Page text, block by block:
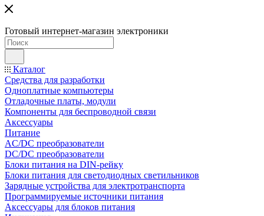
Готовый интернет-магазин электроники
Каталог
Средства для разработки
Одноплатные компьютеры
Отладочные платы, модули
Компоненты для беспроводной связи
Аксессуары
Питание
AC/DC преобразователи
DC/DC преобразователи
Блоки питания на DIN-рейку
Блоки питания для светодиодных светильников
Зарядные устройства для электротранспорта
Программируемые источники питания
Аксессуары для блоков питания